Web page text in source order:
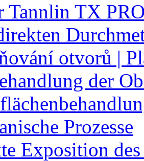
Tannlin TX
otvorů |
der
Prozesse
Exposition